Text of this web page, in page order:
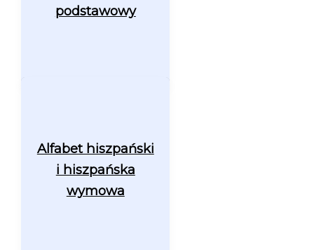
podstawowy
Alfabet hiszpański
i hiszpańska
wymowa